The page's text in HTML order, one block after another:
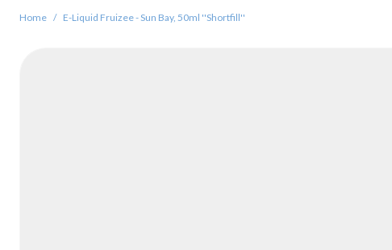
Home / E-Liquid Fruizee - Sun Bay, 50ml ''Shortfill''